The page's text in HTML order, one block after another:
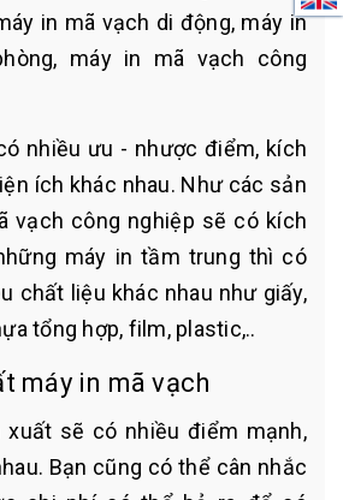
in mã vạch di động, máy in
máy in mã vạch công
nhiều ưu - nhược điểm, kích
ích khác nhau. Như các sản
vạch công nghiệp sẽ có kích
máy in tầm trung thì có
chất liệu khác nhau như giấy,
tổng hợp, film, plastic,..
máy in mã vạch
xuất sẽ có nhiều điểm mạnh,
Bạn cũng có thể cân nhắc